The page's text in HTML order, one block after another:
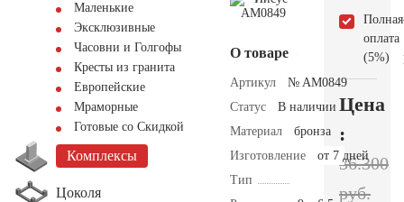
Маленькие
Эксклюзивные
Часовни и Голгофы
Кресты из гранита
Европейские
Мраморные
Готовые со Скидкой
Комплексы
Цоколя
О товаре
Артикул
№ AM0849
Статус
В наличии
Материал
бронза
Изготовление
от 7 дней
Тип
Полная
оплата
(5%)
Цена
:
36.300
руб.